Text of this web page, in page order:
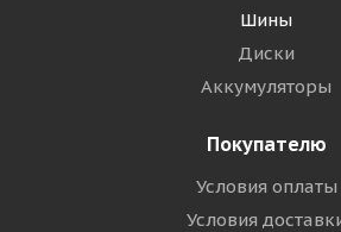
Шины
Диски
Аккумуляторы
Покупателю
Условия оплаты
Условия